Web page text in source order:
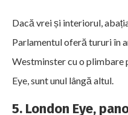
Dacă vrei și interiorul,
Parlamentul oferă tururi în
Westminster cu o plimbare
Eye, sunt unul lângă altul.
5. London Eye,